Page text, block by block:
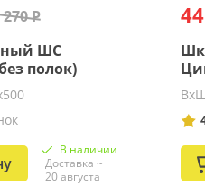
270 Р
ШС
полок)
В наличии
Доставка ~
20 августа